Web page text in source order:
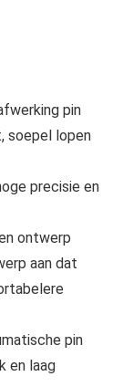
pin
soepel lopen
precisie en
ontwerp
aan dat
pin
en laag